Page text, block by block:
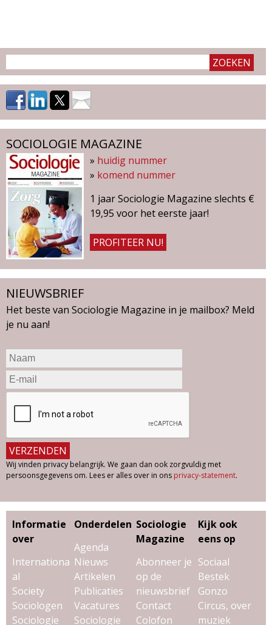
SOCIOLOGIE MAGAZINE
» huidig nummer
» komend nummer
1 jaar Sociologie Magazine slechts €
19,95 voor het eerste jaar!
PROFITEER NU!
NIEUWSBRIEF
Het beste van Sociologie Magazine in je mailbox? Meld
je nu aan!
Wij vinden privacy belangrijk. We gaan dan ook zorgvuldig met
persoonsgegevens om. Lees er alles over in ons privacy-statement.
Informatie
over
Internationa
al
Society
Sociologen
Sociologie
Onderdelen
Agenda
Nieuws
Artikelen
Publicaties
Vacatures
Sociologie
Sociologie
Magazine
Abonneer je
op de
nieuwsbrief
Contact
Colofon
Kijk ook
eens op
Sociaal
Bestek
Gonzo
Circus, over
muziek